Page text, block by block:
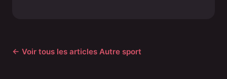
← Voir tous les articles Autre sport